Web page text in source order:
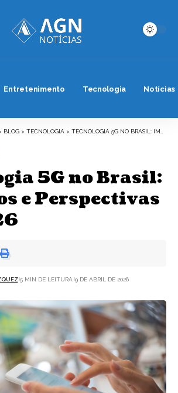
Entretenimento Tecnologia Notícias
BLOG > TECNOLOGIA > TECNOLOGIA 5G NO BRASIL: IMPACTOS E PERSPECTIVAS ATÉ 2026
5G no Brasil:
e Perspectivas
5 MIN DE LEITURA 9 DE ABRIL DE 2026